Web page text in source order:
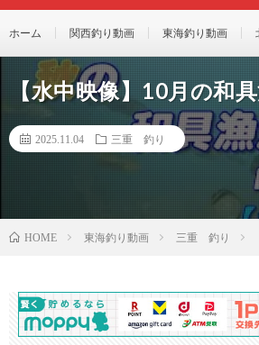
ホーム 関西釣り動画 東海釣り動画
【水中映像】10月の和
2025.11.04 三重 釣り
HOME 東海釣り動画 三重 釣り